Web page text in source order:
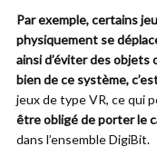
Par exemple, certains
physiquement se
ainsi d’éviter des objets
bien de ce système,
jeux de type VR, ce qui
être obligé de porter le
dans l’ensemble DigiBit.